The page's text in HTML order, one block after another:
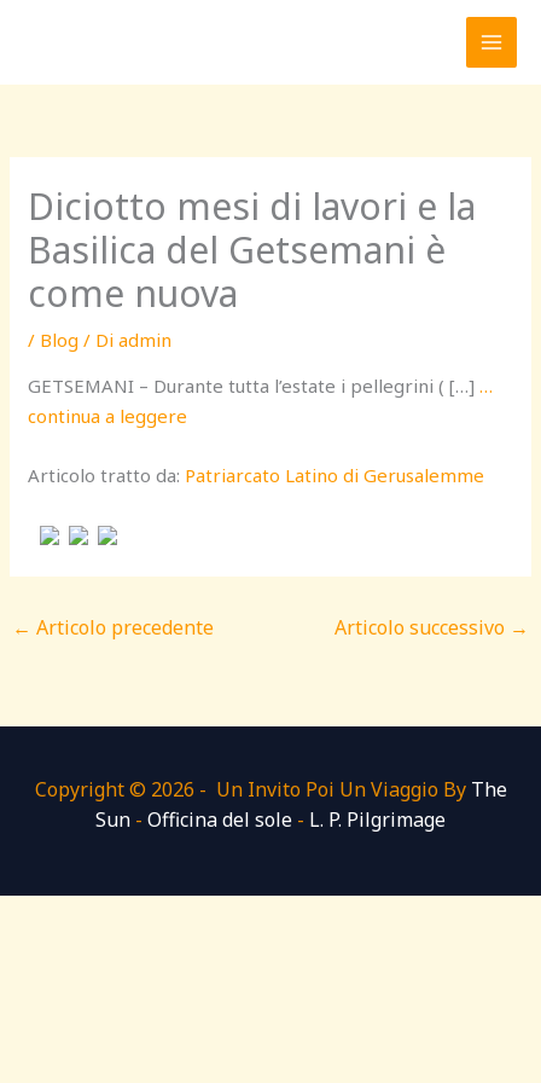
Diciotto mesi di lavori e la
Basilica del Getsemani è
come nuova
/ Blog / Diadmin
GETSEMANI – Durante tutta l’estate i pellegrini ( […]…
continua a leggere
Articolo tratto da: Patriarcato Latino di Gerusalemme
← Articolo precedente Articolo successivo →
Copyright © 2026 - Un Invito Poi Un Viaggio By The
Sun - Officina del sole - L. P. Pilgrimage